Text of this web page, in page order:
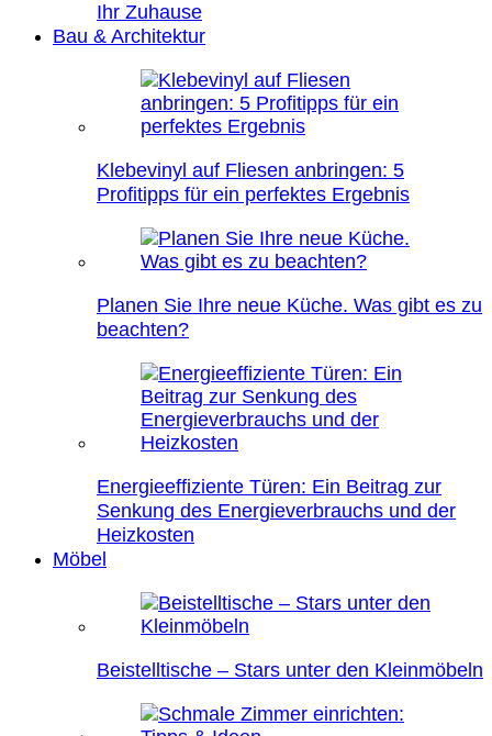
Ihr Zuhause
Bau & Architektur
Klebevinyl auf Fliesen anbringen: 5
Profitipps für ein perfektes Ergebnis
Planen Sie Ihre neue Küche. Was gibt es zu
beachten?
Energieeffiziente Türen: Ein Beitrag zur
Senkung des Energieverbrauchs und der
Heizkosten
Möbel
Beistelltische – Stars unter den Kleinmöbeln